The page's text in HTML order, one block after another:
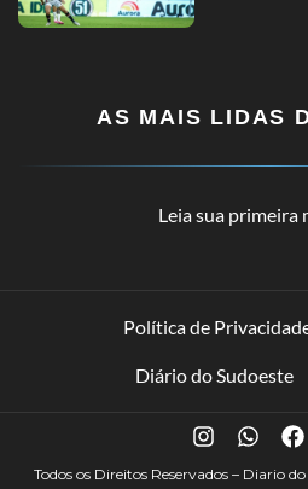
AS MAIS LIDAS
Leia sua primeira
Política de
Diário do Sudoeste
Todos os Direitos Reservados – Diario